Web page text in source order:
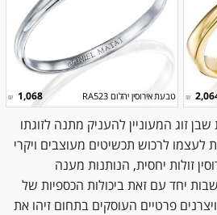
₪ טבעת אירוסין יהלום RA523 1,068
₪
זוג המעוניין להעניק מתנה לזוגתו
לעצמו לרכוש תכשיטים מעוצבים ויקרי
זולות יחסית, הנותנות מענה
יחד עם זאת ביכולות הכספיות של
פרטיים העוסקים בתחום זיהו את